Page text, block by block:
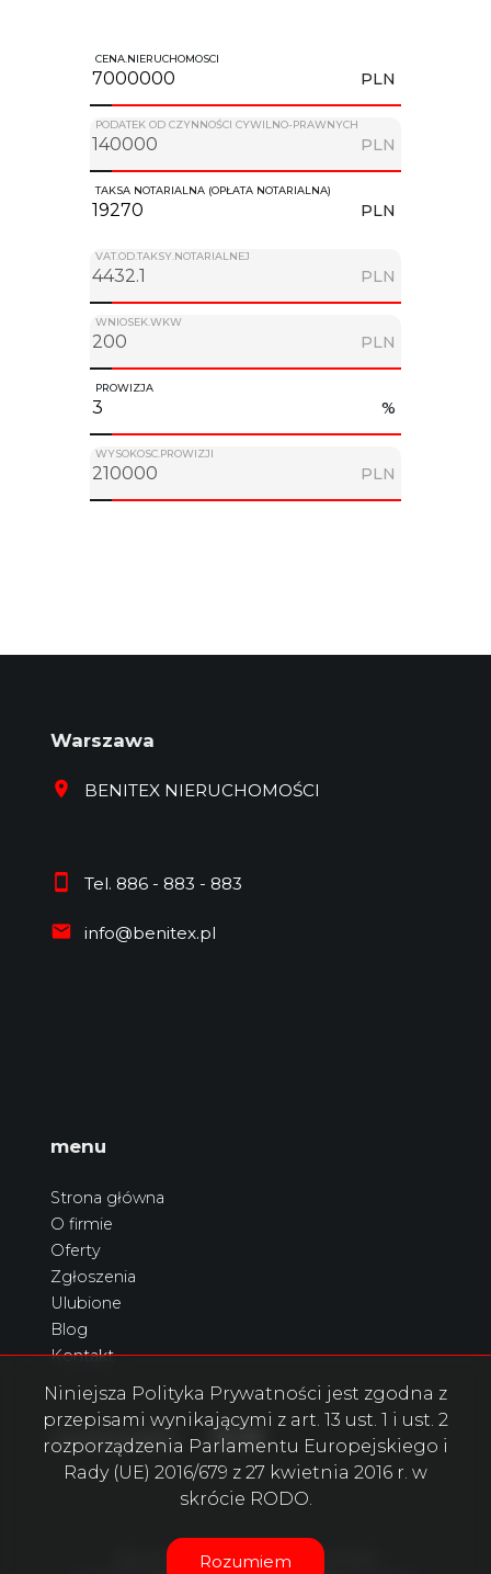
CENA.NIERUCHOMOSCI
PLN
PODATEK OD CZYNNOŚCI CYWILNO-PRAWNYCH
PLN
TAKSA NOTARIALNA (OPŁATA NOTARIALNA)
PLN
VAT.OD.TAKSY.NOTARIALNEJ
PLN
WNIOSEK.WKW
PLN
PROWIZJA
%
WYSOKOSC.PROWIZJI
PLN
Warszawa
BENITEX NIERUCHOMOŚCI
Tel. 886 - 883 - 883
info@benitex.pl
menu
Strona główna
O firmie
Oferty
Zgłoszenia
Ulubione
Blog
Kontakt
social.media Facebook
Facebook
Facebook
Biuro nieruchomości Benitex © 2026
Niniejsza Polityka Prywatności jest zgodna z
przepisami wynikającymi z art. 13 ust. 1 i ust. 2
rozporządzenia Parlamentu Europejskiego i
Rady (UE) 2016/679 z 27 kwietnia 2016 r. w
skrócie RODO.
Rozumiem